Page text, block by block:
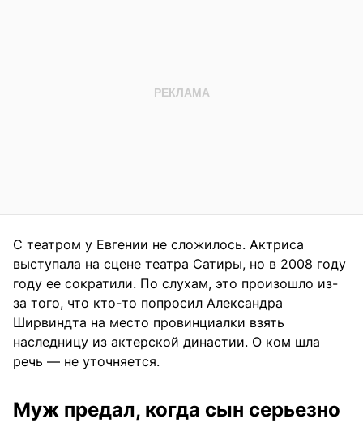
С театром у Евгении не сложилось. Актриса
выступала на сцене театра Сатиры, но в 2008 году
году ее сократили. По слухам, это произошло из-
за того, что кто-то попросил Александра
Ширвиндта на место провинциалки взять
наследницу из актерской династии. О ком шла
речь — не уточняется.
Муж предал, когда сын серьезно